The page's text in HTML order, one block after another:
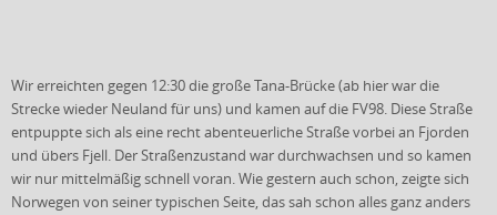
Wir erreichten gegen 12:30 die große Tana-Brücke (ab hier war die
Strecke wieder Neuland für uns) und kamen auf die FV98. Diese Straße
entpuppte sich als eine recht abenteuerliche Straße vorbei an Fjorden
und übers Fjell. Der Straßenzustand war durchwachsen und so kamen
wir nur mittelmäßig schnell voran. Wie gestern auch schon, zeigte sich
Norwegen von seiner typischen Seite, das sah schon alles ganz anders